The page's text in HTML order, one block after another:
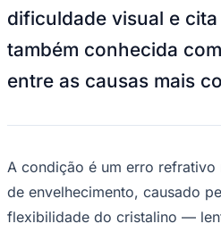
Goiás
dificuldade visual e
também conhecida
entre as causas mais
A condição é um erro
de envelhecimento, causado
flexibilidade do cristalino —